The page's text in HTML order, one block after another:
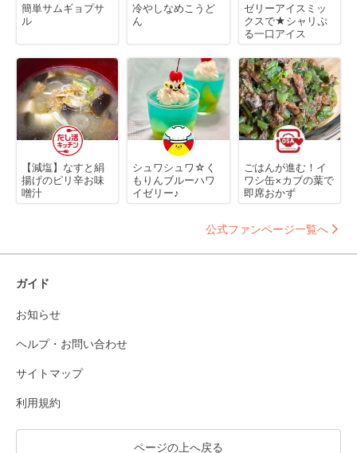
簡単サムギョプサ
ル
冷やしなめこうど
ん
ゼリーアイスミッ
クスで★シャリぷ
る一口アイス
【減塩】なすと絹
揚げのピリ辛お味
噌汁
シュワシュワ☆く
もりんブルーハワ
イゼリー♪
ごはんが進む！イ
ワシ缶×カブの葉で
即席おかず
公式ファンページ一覧へ
ガイド
お知らせ
ヘルプ・お問い合わせ
サイトマップ
利用規約
ページの上へ戻る